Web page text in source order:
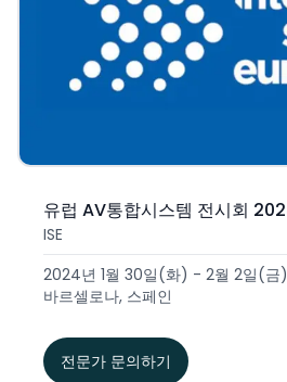
유럽 AV통합시스템 전시회
ISE
2024년 1월 30일(화) - 2월 2일(금)
바르셀로나, 스페인
전문가 문의하기